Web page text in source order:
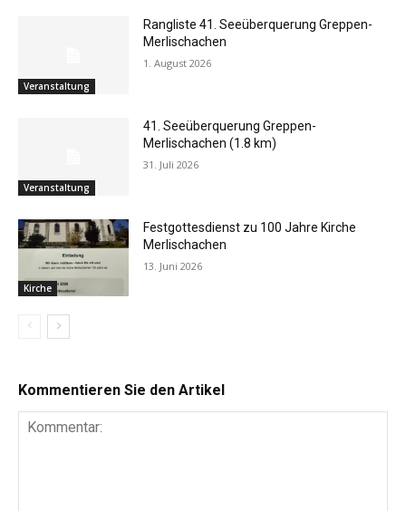
Veranstaltung
Rangliste 41. Seeüberquerung Greppen-
Merlischachen
1. August 2026
Veranstaltung
41. Seeüberquerung Greppen-
Merlischachen (1.8 km)
31. Juli 2026
Kirche
Festgottesdienst zu 100 Jahre Kirche
Merlischachen
13. Juni 2026
Kommentieren Sie den Artikel